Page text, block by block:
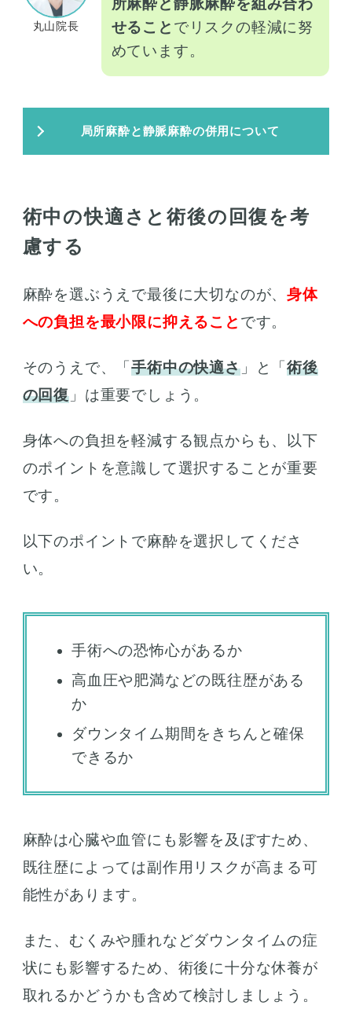
丸山院長
所麻酔と静脈麻酔を組み合わ
せること でリスクの軽減に努
めています。
局所麻酔と静脈麻酔の併用について
術中の快適さと術後の回復を考
慮する
麻酔を選ぶうえで最後に大切なのが、身体
への負担を最小限に抑えること です。
そのうえで、「手術中の快適さ」と「術後
の回復 」は重要でしょう。
身体への負担を軽減する観点からも、以下
のポイントを意識して選択することが重要
です。
以下のポイントで麻酔を選択してくださ
い。
手術への恐怖心があるか
高血圧や肥満などの既往歴がある
か
ダウンタイム期間をきちんと確保
できるか
麻酔は心臓や血管にも影響を及ぼすため、
既往歴によっては副作用リスクが高まる可
能性があります。
また、むくみや腫れなどダウンタイムの症
状にも影響するため、術後に十分な休養が
取れるかどうかも含めて検討しましょう。